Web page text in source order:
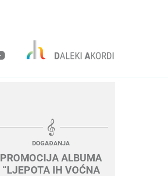
DOGAĐANJA
PROMOCIJA ALBUMA
“LJEPOTA IH VOĆNA